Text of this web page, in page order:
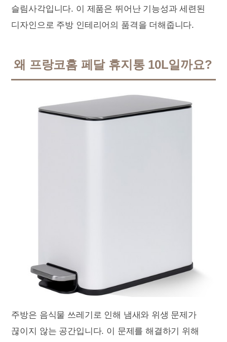
슬림사각입니다. 이 제품은 뛰어난 기능성과 세련된
디자인으로 주방 인테리어의 품격을 더해줍니다.
왜 프랑코홈 페달 휴지통 10L일까요?
주방은 음식물 쓰레기로 인해 냄새와 위생 문제가
끊이지 않는 공간입니다. 이 문제를 해결하기 위해